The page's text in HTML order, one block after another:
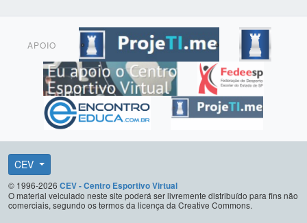
APOIO
CEV
© 1996-2026 CEV - Centro Esportivo Virtual
O material veiculado neste site poderá ser livremente distribuído para fins não
comerciais, segundo os termos da licença da Creative Commons.